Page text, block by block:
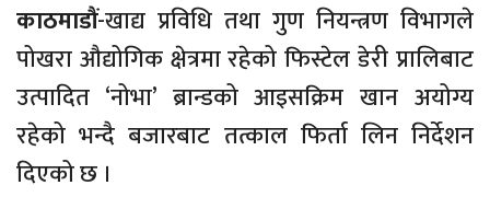
काठमाडौं-खाद्य प्रविधि तथा गुण नियन्त्रण विभागले
पोखरा औद्योगिक क्षेत्रमा रहेको फिस्टेल डेरी प्रालिबाट
उत्पादित ‘नोभा’ ब्रान्डको आइसक्रिम खान अयोग्य
रहेको भन्दै बजारबाट तत्काल फिर्ता लिन निर्देशन
दिएको छ ।